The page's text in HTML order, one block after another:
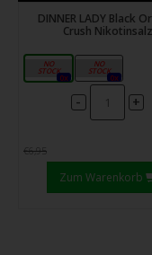
DINNER LADY Black
Crush Nikotinsalz
10mg
0x
20mg
0x
- +
€6,95
Zum Warenkorb